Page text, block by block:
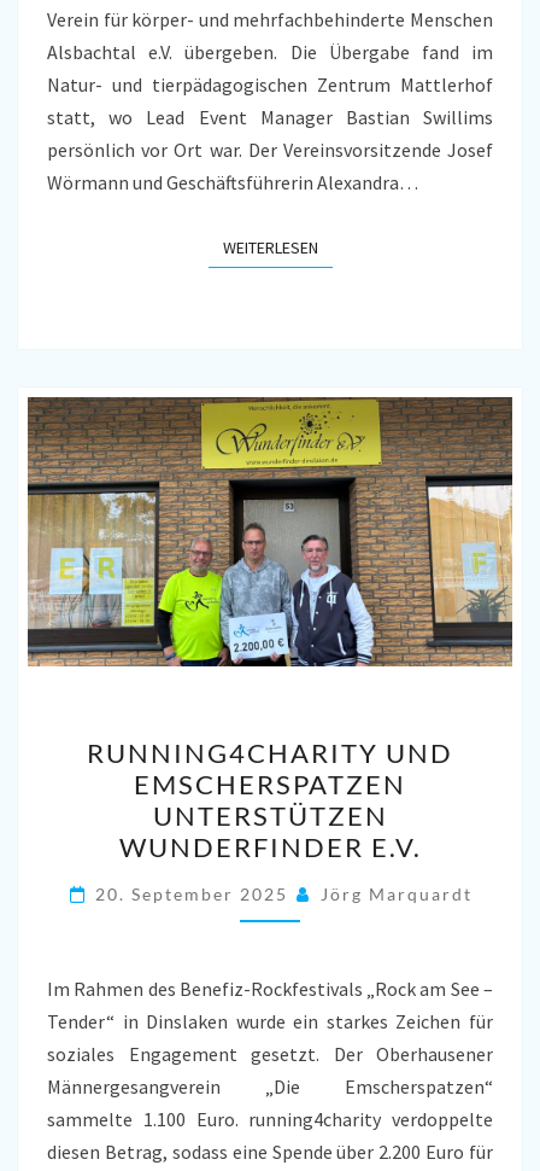
Verein für körper- und mehrfachbehinderte Menschen
Alsbachtal e.V. übergeben. Die Übergabe fand im
Natur- und tierpädagogischen Zentrum Mattlerhof
statt, wo Lead Event Manager Bastian Swillims
persönlich vor Ort war. Der Vereinsvorsitzende Josef
Wörmann und Geschäftsführerin Alexandra…
WEITERLESENWEITERLESEN
UND
EMSCHERSPATZEN
UNTERSTÜTZEN
WUNDERFINDER
E.V.
RUNNING4CHARITY UND
EMSCHERSPATZEN
UNTERSTÜTZEN
WUNDERFINDER E.V.
20. September 2025 Jörg Marquardt
Im Rahmen des Benefiz-Rockfestivals „Rock am See –
Tender“ in Dinslaken wurde ein starkes Zeichen für
soziales Engagement gesetzt. Der Oberhausener
Männergesangverein „Die Emscherspatzen“
sammelte 1.100 Euro. running4charity verdoppelte
diesen Betrag, sodass eine Spende über 2.200 Euro für